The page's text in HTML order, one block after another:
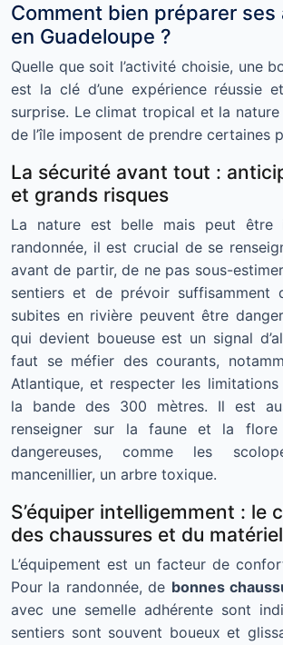
Comment bien préparer ses
en Guadeloupe ?
Quelle que soit l’activité choisie, une
est la clé d’une expérience réussie
surprise. Le climat tropical et la
de l’île imposent de prendre certaines
La sécurité avant tout :
et grands risques
La nature est belle mais peut être
randonnée, il est crucial de se
avant de partir, de ne pas sous-
sentiers et de prévoir suffisamment
subites en rivière peuvent être
qui devient boueuse est un signal
faut se méfier des courants,
Atlantique, et respecter les
la bande des 300 mètres. Il est
renseigner sur la faune et la flore
dangereuses, comme les
mancenillier, un arbre toxique.
S’équiper intelligemment : le
des chaussures et du matériel
L’équipement est un facteur de
Pour la randonnée, de bonnes
avec une semelle adhérente sont
sentiers sont souvent boueux et